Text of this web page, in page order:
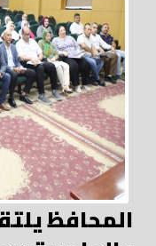
المحافظ